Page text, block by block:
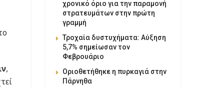
,
χρονικό όριο για την παραμονή
στρατευμάτων στην πρώτη
γραμμή
Τροχαία δυστυχήματα: Αύξηση
5,7% σημείωσαν τον
Φεβρουάριο
Οριοθετήθηκε η πυρκαγιά στην
Πάρνηθα